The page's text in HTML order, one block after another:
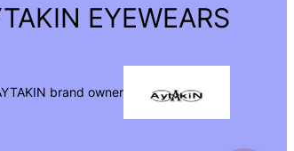
EYEWEARS
brand owner